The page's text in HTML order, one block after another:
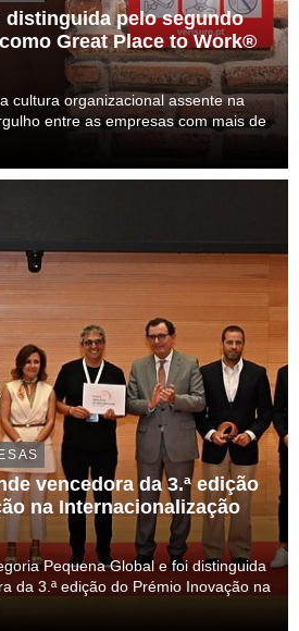
distinguida pelo segundo
Great Place to Work®
cultura organizacional assente na
entre as empresas com mais de
vencedora da 3.ª edição
na Internacionalização
Pequena Global e foi distinguida
da 3.ª edição do Prémio Inovação na